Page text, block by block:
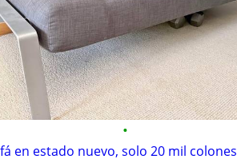
•
en estado nuevo, solo 20 mil colones